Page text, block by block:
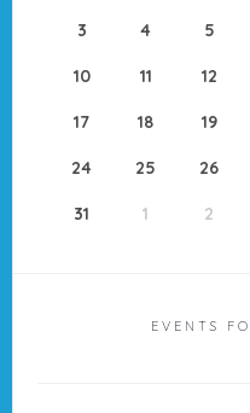
3 4 5
10 11 12
17 18 19
24 25 26
31 1 2
EVENTS